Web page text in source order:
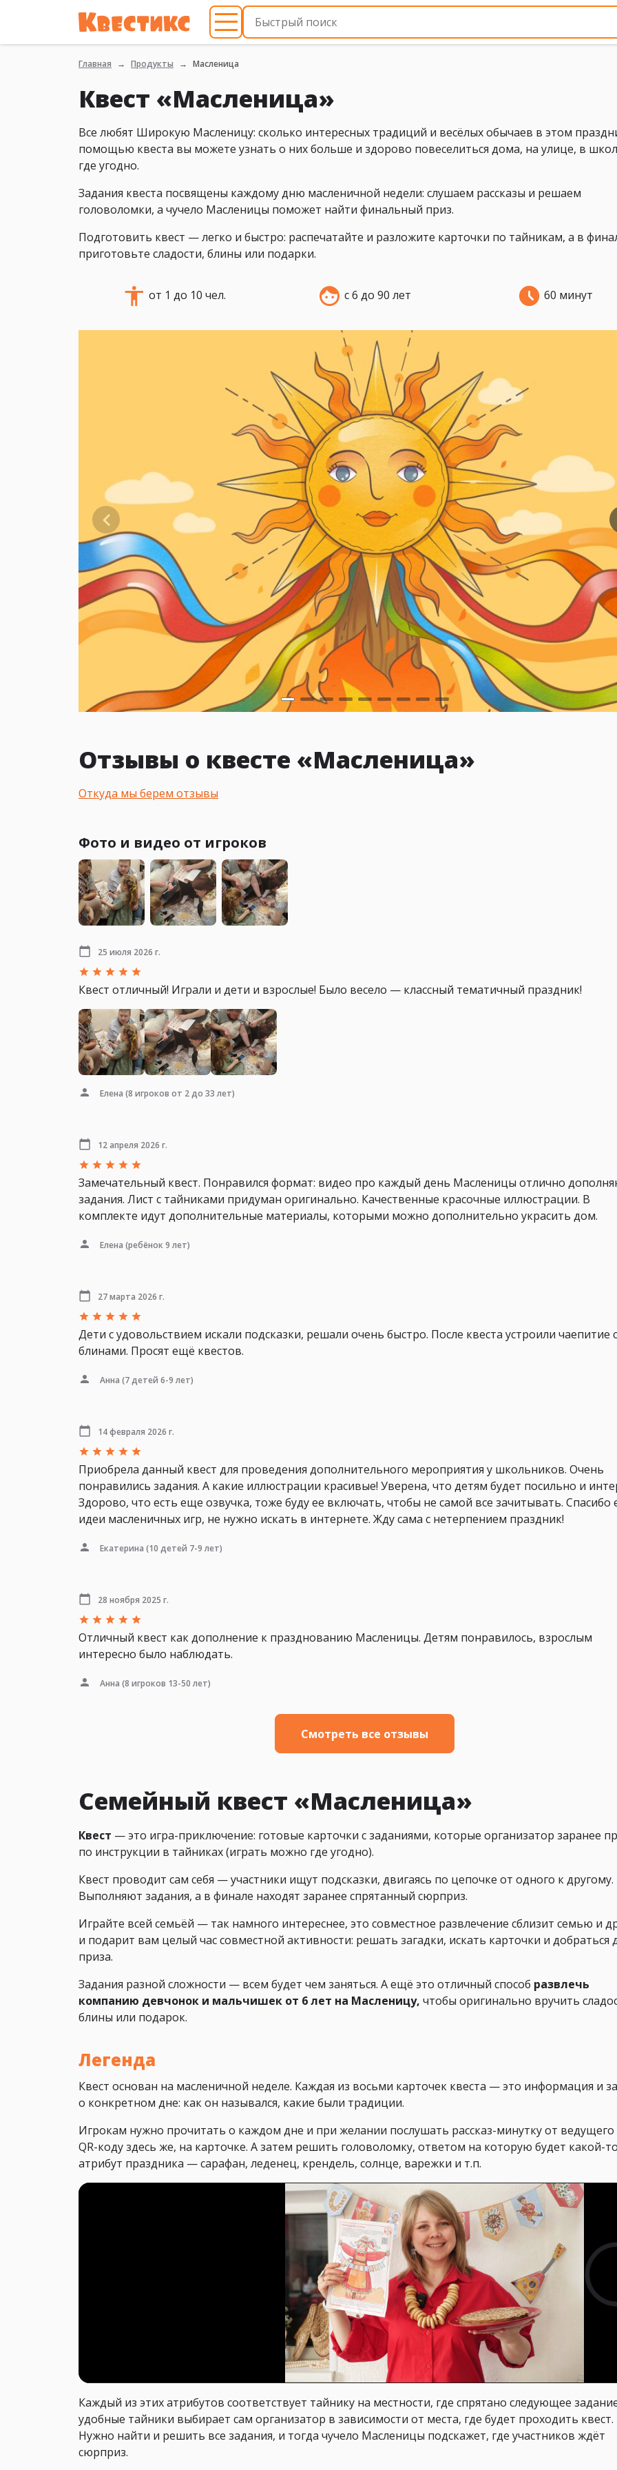
Главная Продукты Масленица
Квест «Масленица»
Все любят Широкую Масленицу: сколько интересных традиций и весёлых обычаев в этом
помощью квеста вы можете узнать о них больше и здорово повеселиться дома, на улице, в
где угодно.
Задания квеста посвящены каждому дню масленичной недели: слушаем рассказы и решаем
головоломки, а чучело Масленицы поможет найти финальный приз.
Подготовить квест — легко и быстро: распечатайте и разложите карточки по тайникам, а в
приготовьте сладости, блины или подарки.
от 1 до 10 чел. с 6 до 90 лет 60 минут
Отзывы о квесте «Масленица»
Откуда мы берем отзывы
Фото и видео от игроков
25 июля 2026 г.
Квест отличный! Играли и дети и взрослые! Было весело — классный тематичный праздник!
Елена (8 игроков от 2 до 33 лет)
12 апреля 2026 г.
Замечательный квест. Понравился формат: видео про каждый день Масленицы отлично
задания. Лист с тайниками придуман оригинально. Качественные красочные иллюстрации. В
комплекте идут дополнительные материалы, которыми можно дополнительно украсить дом.
Елена (ребёнок 9 лет)
27 марта 2026 г.
Дети с удовольствием искали подсказки, решали очень быстро. После квеста устроили чаепитие с
блинами. Просят ещё квестов.
Анна (7 детей 6-9 лет)
14 февраля 2026 г.
Приобрела данный квест для проведения дополнительного мероприятия у школьников. Очень
понравились задания. А какие иллюстрации красивые! Уверена, что детям будет посильно и
Здорово, что есть еще озвучка, тоже буду ее включать, чтобы не самой все зачитывать. Спасибо
идеи масленичных игр, не нужно искать в интернете. Жду сама с нетерпением праздник!
Екатерина (10 детей 7-9 лет)
28 ноября 2025 г.
Отличный квест как дополнение к празднованию Масленицы. Детям понравилось, взрослым
интересно было наблюдать.
Анна (8 игроков 13-50 лет)
Смотреть все отзывы
Семейный квест «Масленица»
Квест — это игра-приключение: готовые карточки с заданиями, которые организатор заранее
по инструкции в тайниках (играть можно где угодно).
Квест проводит сам себя — участники ищут подсказки, двигаясь по цепочке от одного к другому.
Выполняют задания, а в финале находят заранее спрятанный сюрприз.
Играйте всей семьёй — так намного интереснее, это совместное развлечение сблизит семью и
и подарит вам целый час совместной активности: решать загадки, искать карточки и добраться
приза.
Задания разной сложности — всем будет чем заняться. А ещё это отличный способ развлечь
компанию девчонок и мальчишек от 6 лет на Масленицу, чтобы оригинально вручить
блины или подарок.
Легенда
Квест основан на масленичной неделе. Каждая из восьми карточек квеста — это информация и
о конкретном дне: как он назывался, какие были традиции.
Игрокам нужно прочитать о каждом дне и при желании послушать рассказ-минутку от
QR-коду здесь же, на карточке. А затем решить головоломку, ответом на которую будет какой-
атрибут праздника — сарафан, леденец, крендель, солнце, варежки и т.п.
Каждый из этих атрибутов соответствует тайнику на местности, где спрятано следующее
удобные тайники выбирает сам организатор в зависимости от места, где будет проходить квест.
Нужно найти и решить все задания, и тогда чучело Масленицы подскажет, где участников ждёт
сюрприз.